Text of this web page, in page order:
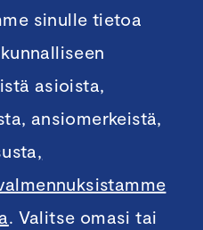
sinulle tietoa
asioista,
ansiomerkeistä,
,
. Valitse omasi tai